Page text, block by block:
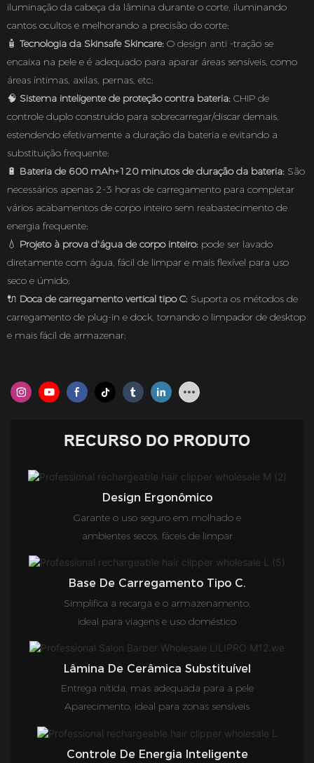
iluminação da cabeça da lâmina durante o corte, iluminando
cantos ocultos e melhorando a precisão do corte;
🧴 Tecnologia da Skinsafe Skincare: O design anti -tração se
encaixa na pele e é adequado para aparar áreas sensíveis, como
áreas íntimas, axilas, pernas, etc;
🧠 Sistema inteligente de proteção contra bateria: CHIP de
controle duplo construído para sobrecarregar/discar demais,
estendendo efetivamente a duração da bateria e evitando a
substituição frequente;
🔋 Bateria de 600 mAh+120 minutos de duração da bateria: São
necessários apenas 2-3 horas de carregamento para completar
vários acabamentos de corpo inteiro sem reabastecimento de
energia frequente;
💧 Projeto à prova d'água de corpo inteiro: pode ser lavado
diretamente com água, fácil de limpar e mais flexível para uso
seco e úmido;
🔌 Doca de carregamento vertical tipo C: Suporta os métodos de
carregamento de plug-in e dock, tornando o limpador de desktop
e mais fácil de armazenar;
RECURSO DO PRODUTO
Design Ergonômico
Garante o uso seguro em molhado e
ambientes secos, fáceis de limpar
Base De Carregamento Tipo C.
Simplifica a recarga e o armazenamento,
ideal para viagens e uso doméstico
Lâmina De Cerâmica Substituível
Entrega nítida, mas adequada para a pele
Aparecimento, ideal para zonas sensíveis
Controle De Energia Inteligente